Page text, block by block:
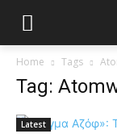
Home Tags
Tag:
Latest